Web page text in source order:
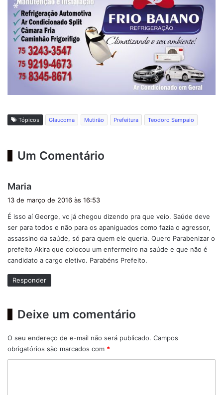
Tópicos Glaucoma Mutirão Prefeitura Teodoro Sampaio
Um Comentário
Maria
s
e
:
13 de março de 2016 às 16:53
É isso aí George, vc já chegou dizendo pra que veio. Saúde deve
ser para todos e não para os apaniguados como fazia o agressor,
assassino da saúde, só para quem ele queria. Quero Parabenizar o
prefeito Akira que colocou um enfermeiro na saúde e que não é
candidato a cargo eletivo. Parabéns Prefeito.
Responder
Deixe um comentário
O seu endereço de e-mail não será publicado. Campos
obrigatórios são marcados com *